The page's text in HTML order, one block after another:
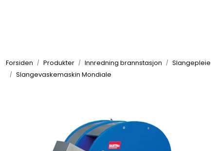
Forsiden Produkter Innredning brannstasjon
Slangepleie
Slangevaskemaskin Mondiale
Produkter